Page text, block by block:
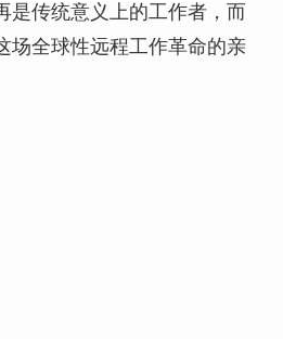
是传统意义上的工作者，而
场全球性远程工作革命的亲